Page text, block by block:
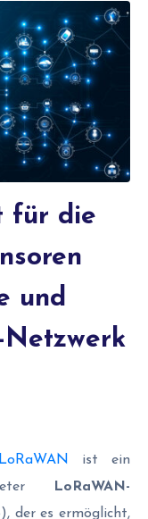
für die
und
Netzwerk
ist ein
LoRaWAN-
der es ermöglicht,